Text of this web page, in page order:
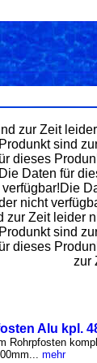
zur Zeit
sind
dieses
Daten für
nicht
zur Zeit leider
sind
dieses
zur
Alu kpl.
Rohrpfosten
mehr